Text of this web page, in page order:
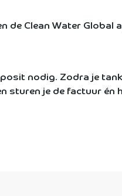
de Clean Water Global
nodig. Zodra je
sturen je de factuur